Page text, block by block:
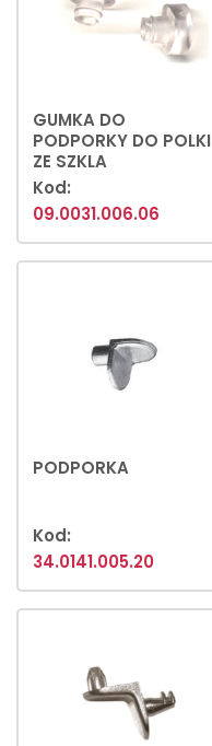
GUMKA DO
PODPORKY DO POLKI
ZE SZKLA
Kod:
09.0031.006.06
PODPORKA
Kod:
34.0141.005.20